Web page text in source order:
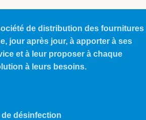
de distribution des fournitures
jour après jour, à apporter à ses
et à leur proposer à chaque
à leurs besoins.
de désinfection